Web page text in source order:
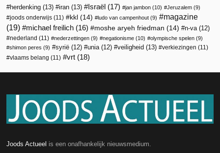
herdenking (13) iran (13) Israël (17) jan jambon (10) Jeruzalem (9)
joods onderwijs (11) kkl (14) ludo van campenhout (9)
magazine
(19)
michael freilich (16) moshe aryeh friedman (14) n-va (12)
nederland (11) nederzettingen (9) negationisme (10) olympische spelen (9)
shimon peres (9) syrië (12) unia (12) veiligheid (13) verkiezingen (11)
vlaams belang (11) vrt (18)
Joods Actueel is een onafhankelijk nieuwsmedium.